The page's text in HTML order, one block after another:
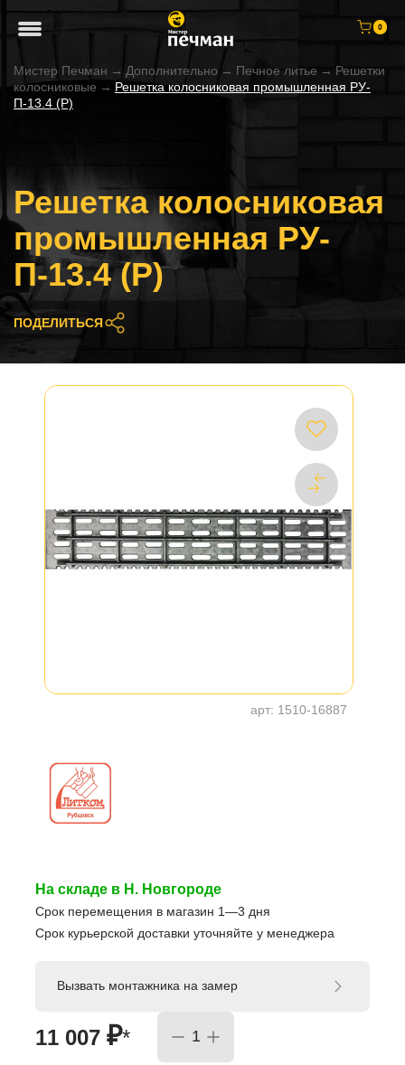
0
Мистер Печман → Дополнительно → Печное литье → Решетки
колосниковые → Решетка колосниковая промышленная РУ-
П-13.4 (Р)
Решетка колосниковая
промышленная РУ-
П-13.4 (Р)
ПОДЕЛИТЬСЯ
арт: 1510-16887
На складе в Н. Новгороде
Срок перемещения в магазин 1—3 дня
Срок курьерской доставки уточняйте у менеджера
11 007 ₽*
Вызвать монтажника на замер